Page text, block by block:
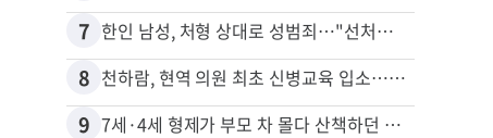
7 한인 남성, 처형 상대로 성범죄…"선처해줬더니 배신자 취급"
8 천하람, 현역 의원 최초 신병교육 입소…논산서 2박3일 생활
9 7세·4세 형제가 부모 차 몰다 산책하던 여성 들이받아